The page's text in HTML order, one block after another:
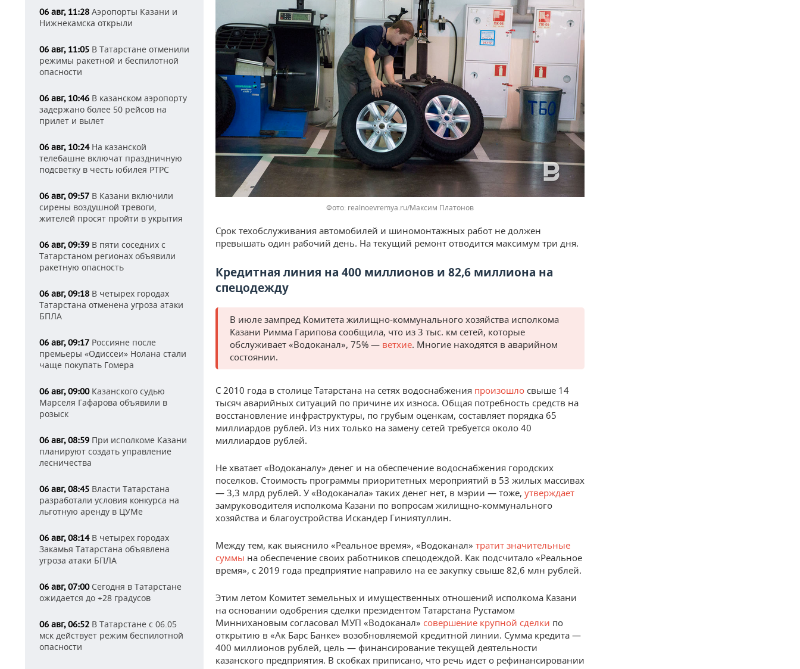
06 авг, 11:28 Аэропорты Казани и
Нижнекамска открыли
06 авг, 11:05 В Татарстане отменили
режимы ракетной и беспилотной
опасности
06 авг, 10:46 В казанском аэропорту
задержано более 50 рейсов на
прилет и вылет
06 авг, 10:24На казанской
телебашне включат праздничную
подсветку в честь юбилея РТРС
06 авг, 09:57 В Казани включили
сирены воздушной тревоги,
жителей просят пройти в укрытия
06 авг, 09:39 В пяти соседних с
Татарстаном регионах объявили
ракетную опасность
06 авг, 09:18 В четырех городах
Татарстана отменена угроза атаки
БПЛА
06 авг, 09:17 Россияне после
премьеры «Одиссеи» Нолана стали
чаще покупать Гомера
06 авг, 09:00Казанского судью
Марселя Гафарова объявили в
розыск
06 авг, 08:59 При исполкоме Казани
планируют создать управление
лесничества
06 авг, 08:45 Власти Татарстана
разработали условия конкурса на
льготную аренду в ЦУМе
06 авг, 08:14В четырех городах
Закамья Татарстана объявлена
угроза атаки БПЛА
06 авг, 07:00Сегодня в Татарстане
ожидается до +28 градусов
06 авг, 06:52 В Татарстане с 06.05
мск действует режим беспилотной
опасности
realnoevremya.ru/Максим Платонов
Срок техобслуживания автомобилей и шиномонтажных работ не должен
превышать один рабочий день. На текущий ремонт отводится максимум три дня.
Кредитная линия на 400 миллионов и 82,6 миллиона на
спецодежду
В июле зампред Комитета жилищно-коммунального хозяйства исполкома
Казани Римма Гарипова сообщила, что из 3 тыс. км сетей, которые
обслуживает «Водоканал», 75% — ветхие. Многие находятся в аварийном
состоянии.
С 2010 года в столице Татарстана на сетях водоснабжения произошло свыше 14
тысяч аварийных ситуаций по причине их износа. Общая потребность средств на
восстановление инфраструктуры, по грубым оценкам, составляет порядка 65
миллиардов рублей. Из них только на замену сетей требуется около 40
миллиардов рублей.
Не хватает «Водоканалу» денег и на обеспечение водоснабжения городских
поселков. Стоимость программы приоритетных мероприятий в 53 жилых массивах
— 3,3 млрд рублей. У «Водоканала» таких денег нет, в мэрии — тоже, утверждает
замруководителя исполкома Казани по вопросам жилищно-коммунального
хозяйства и благоустройства Искандер Гиниятуллин.
Между тем, как выяснило «Реальное время», «Водоканал» тратит значительные
суммы на обеспечение своих работников спецодеждой. Как подсчитало «Реальное
время», с 2019 года предприятие направило на ее закупку свыше 82,6 млн рублей.
Этим летом Комитет земельных и имущественных отношений исполкома Казани
на основании одобрения сделки президентом Татарстана Рустамом
Миннихановым согласовал МУП «Водоканал» совершение крупной сделки по
открытию в «Ак Барс Банке» возобновляемой кредитной линии. Сумма кредита —
400 миллионов рублей, цель — финансирование текущей деятельности
казанского предприятия. В скобках приписано, что речь идет о рефинансировании